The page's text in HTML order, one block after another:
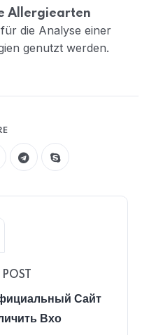
Allergiearten
die Analyse einer
genutzt werden.
Сайт
Вхо